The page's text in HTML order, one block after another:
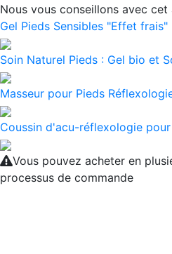
Nous vous conseillons avec
Gel Pieds Sensibles "Effet frais"
Soin Naturel Pieds : Gel bio et
Masseur pour Pieds
Coussin d'acu-réflexologie
Vous pouvez acheter en
processus de commande